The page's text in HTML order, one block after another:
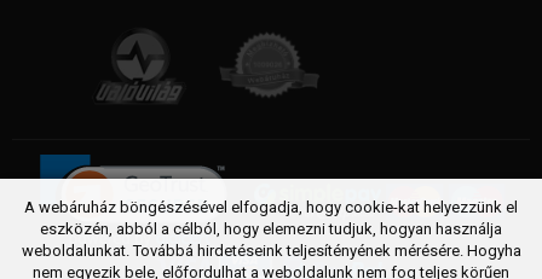
A webáruház böngészésével elfogadja, hogy cookie-kat helyezzünk el
eszközén, abból a célból, hogy elemezni tudjuk, hogyan használja
weboldalunkat. Továbbá hirdetéseink teljesítényének mérésére. Hogyha
nem egyezik bele, előfordulhat a weboldalunk nem fog teljes körűen